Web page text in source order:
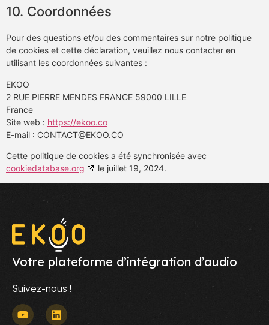
10. Coordonnées
Pour des questions et/ou des commentaires sur notre politique
de cookies et cette déclaration, veuillez nous contacter en
utilisant les coordonnées suivantes :
EKOO
2 RUE PIERRE MENDES FRANCE 59000 LILLE
France
Site web : https://ekoo.co
E-mail : CONTACT@EKOO.CO
Cette politique de cookies a été synchronisée avec
cookiedatabase.org
le juillet 19, 2024.
Votre plateforme d’intégration d’audio
Suivez-nous !